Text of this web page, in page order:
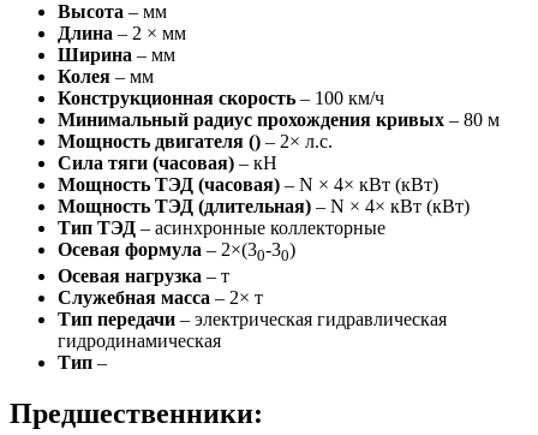
Высота – мм
Длина – 2 × мм
Ширина – мм
Колея – мм
Конструкционная скорость – 100 км/ч
Минимальный радиус прохождения кривых – 80 м
Мощность двигателя () – 2× л.с.
Сила тяги (часовая) – кН
Мощность ТЭД (часовая) – N × 4× кВт (кВт)
Мощность ТЭД (длительная) – N × 4× кВт (кВт)
Тип ТЭД – асинхронные коллекторные
Осевая формула – 2×(30-30)
Осевая нагрузка – т
Служебная масса – 2× т
Тип передачи – электрическая гидравлическая
гидродинамическая
Тип –
Предшественники: